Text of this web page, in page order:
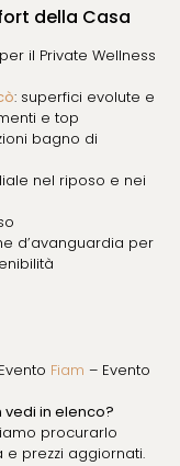
della Casa
il Private Wellness
: superfici evolute e
e top
bagno di
nel riposo e nei
d’avanguardia per
Fiam – Evento
in elenco?
procurarlo
prezzi aggiornati.